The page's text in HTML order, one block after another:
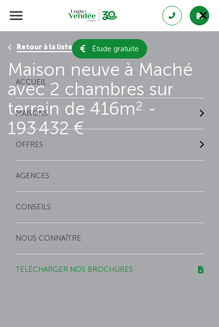
Étude gratuite
ACCUEIL
MAISONS
OFFRES
AGENCES
CONSEILS
NOUS CONNAÎTRE
TÉLÉCHARGER NOS BROCHURES
Retour à la liste des résultats
Maison neuve à Maché
avec 2 chambres sur
terrain de 416m2 -
193 432 €